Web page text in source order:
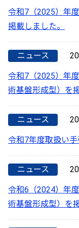
令和7（2025）年
掲載しました。
ニュース
令和7（2025）年
術基盤形成型）を
ニュース
令和7年度取扱い
ニュース
令和6（2024）年
術基盤形成型）を